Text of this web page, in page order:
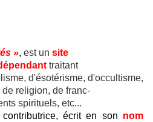
», est un site
traitant
d'ésotérisme, d'occultisme,
religion, de franc-
spirituels, etc...
écrit en son nom